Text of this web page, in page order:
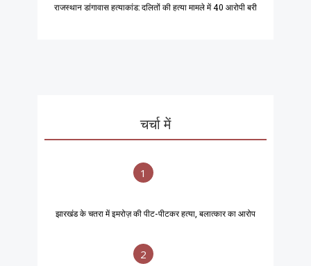
राजस्थान डांगावास हत्याकांड: दलितों की हत्या मामले में 40 आरोपी बरी
चर्चा में
1
झारखंड के चतरा में इमरोज़ की पीट-पीटकर हत्या, बलात्कार का आरोप
2